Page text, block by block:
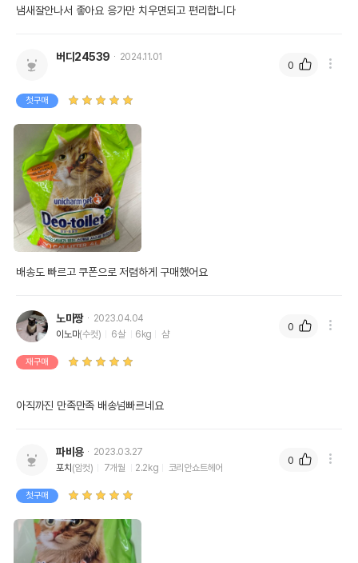
냄새잘안나서 좋아요 응가만 치우면되고 편리합니다
버디24539 2024.11.01
첫구매
배송도 빠르고 쿠폰으로 저렴하게 구매했어요
0
노마짱
2023.04.04
이노마(수컷) 6살 6kg 샴
재구매
아직까진 만족만족 배송넘빠르네요
0
파비용
2023.03.27
포치 (암컷) 7개월 2.2kg 코리안쇼트헤어
첫구매
0